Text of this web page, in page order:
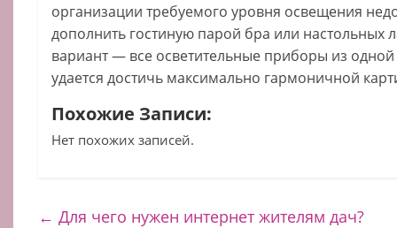
организации требуемого уровня освещения
дополнить гостиную парой бра или настольных
вариант — все осветительные приборы из одной
удается достичь максимально гармоничной
Похожие Записи:
Нет похожих записей.
← Для чего нужен интернет жителям дач?